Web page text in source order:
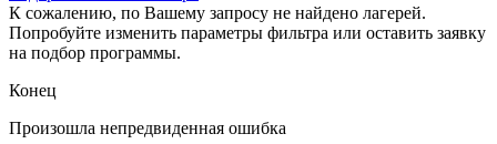
К сожалению, по Вашему запросу не найдено лагерей.
Попробуйте изменить параметры фильтра или оставить заявку
на подбор программы.
Конец
Произошла непредвиденная ошибка